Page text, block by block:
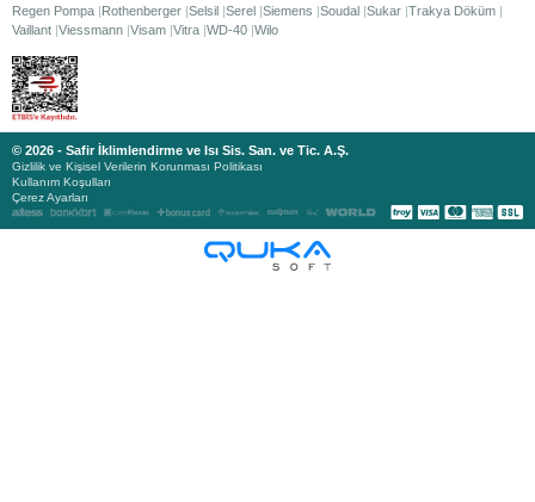
Regen Pompa Rothenberger Selsil Serel Siemens Soudal Sukar Trakya Döküm
Vaillant Viessmann Visam Vitra WD-40 Wilo
© 2026 - Safir İklimlendirme ve Isı Sis. San. ve Tic. A.Ş.
Gizlilik ve Kişisel Verilerin Korunması Politikası
Kullanım Koşulları
Çerez Ayarları